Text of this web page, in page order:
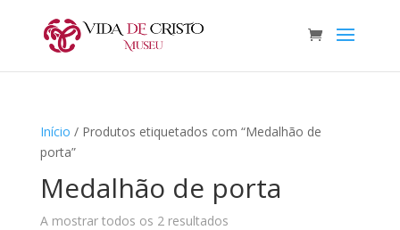
Início / Produtos etiquetados com “Medalhão de
porta”
Medalhão de porta
A mostrar todos os 2 resultados